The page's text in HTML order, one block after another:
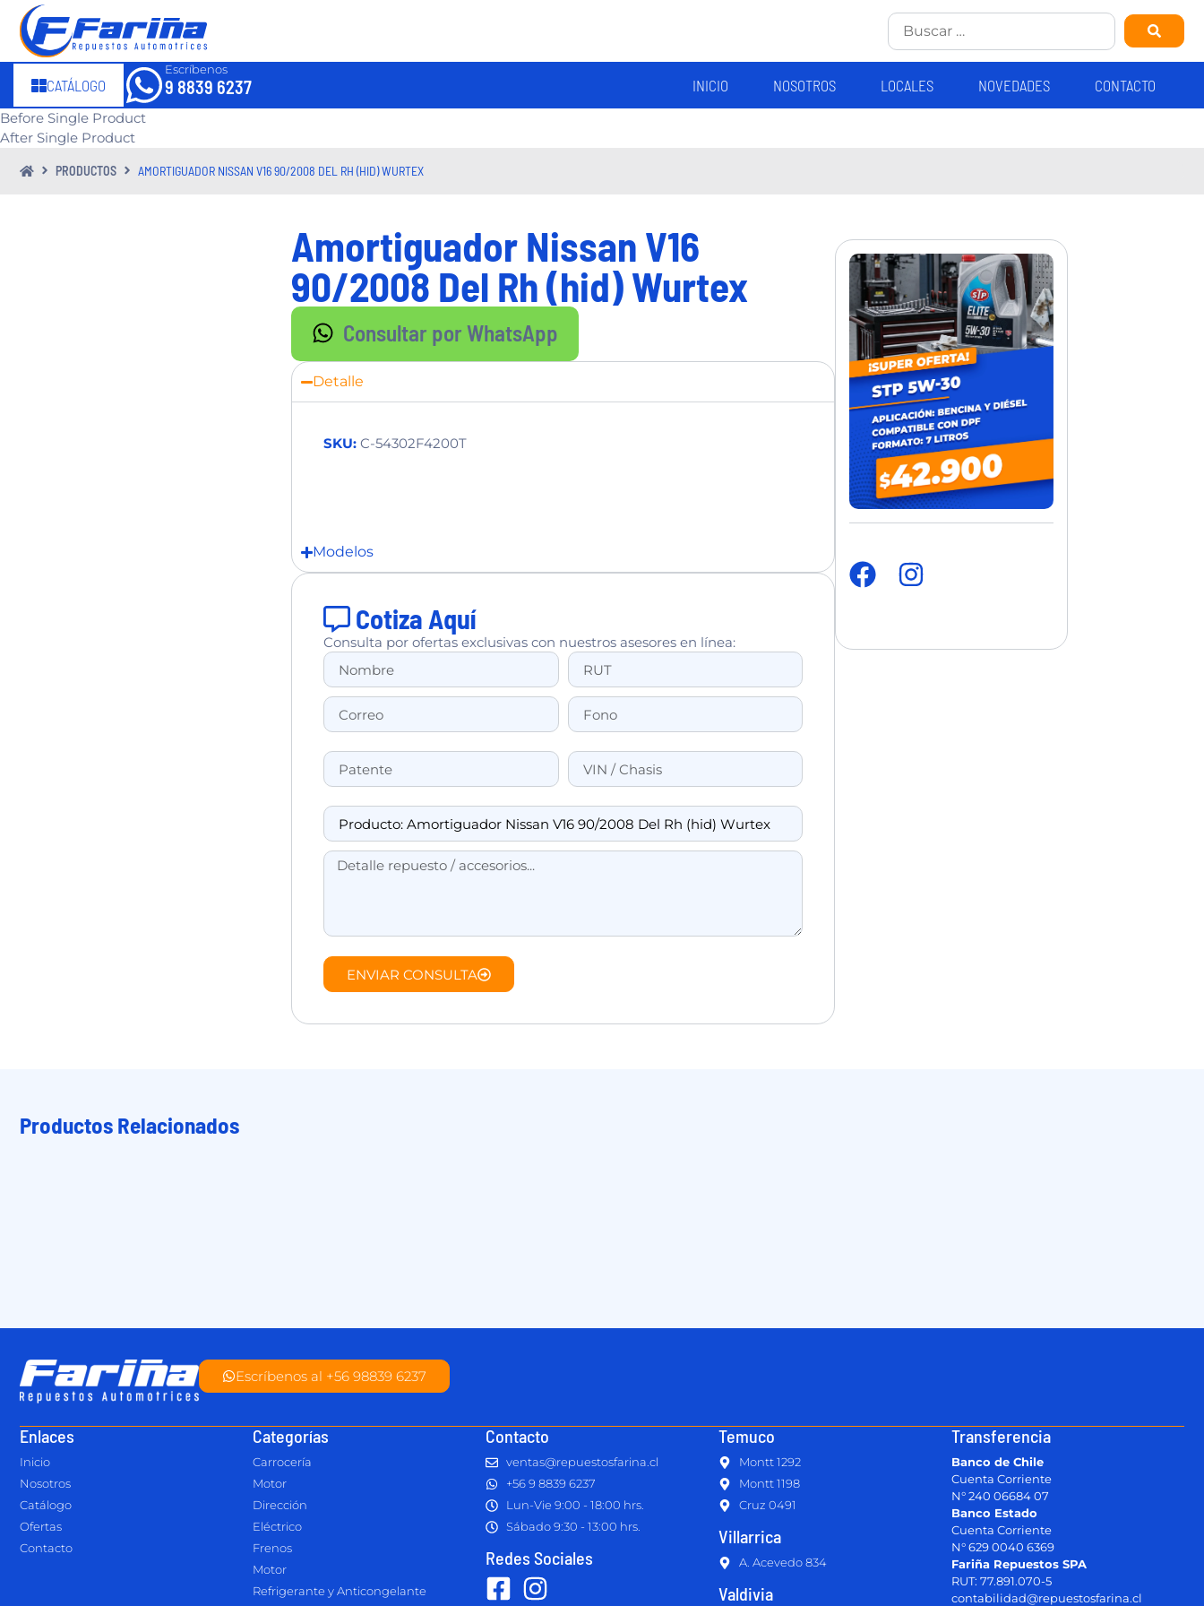
CATÁLOGO
Escríbenos
9 8839 6237 INICIO NOSOTROS LOCALES NOVEDADES CONTACTO
Before Single Product
After Single Product
PRODUCTOS AMORTIGUADOR NISSAN V16 90/2008 DEL RH (HID) WURTEX
Amortiguador Nissan V16
90/2008 Del Rh (hid) Wurtex
Consultar por WhatsApp
Detalle
SKU: C-54302F4200T
Modelos
Cotiza Aquí
Consulta por ofertas exclusivas con nuestros asesores en línea:
ENVIAR CONSULTA
Productos Relacionados
Escríbenos al +56 98839 6237
Enlaces
Inicio
Nosotros
Catálogo
Ofertas
Contacto
Categorías
Carrocería
Motor
Dirección
Eléctrico
Frenos
Motor
Refrigerante y Anticongelante
Contacto
ventas@repuestosfarina.cl
+56 9 8839 6237
Lun-Vie 9:00 - 18:00 hrs.
Sábado 9:30 - 13:00 hrs.
Redes Sociales
Temuco
Montt 1292
Montt 1198
Cruz 0491
Villarrica
A. Acevedo 834
Valdivia
Transferencia
Banco de Chile
Cuenta Corriente
N° 240 06684 07
Banco Estado
Cuenta Corriente
N° 629 0040 6369
Fariña Repuestos SPA
RUT: 77.891.070-5
contabilidad@repuestosfarina.cl